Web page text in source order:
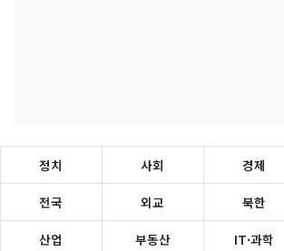
정치 사회 경제
전국 외교 북한
산업 부동산 IT·과학